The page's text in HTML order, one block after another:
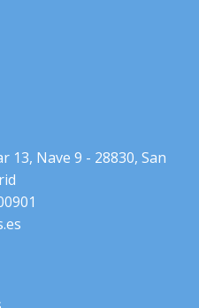
13, Nave 9 - 28830, San